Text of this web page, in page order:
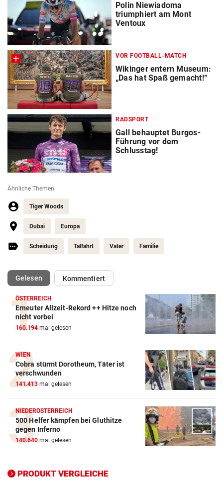
Polin Niewiadoma
triumphiert am Mont
Ventoux
VOR FOOTBALL-MATCH
Wikinger entern Museum:
„Das hat Spaß gemacht!“
RADSPORT
Gall behauptet Burgos-
Führung vor dem
Schlusstag!
Ähnliche Themen
Tiger Woods
Dubai Europa
Scheidung Talfahrt Vater Familie
Gelesen(ausgewählt)Kommentiert
ÖSTERREICH
Erneuter Allzeit-Rekord ++ Hitze noch
nicht vorbei
160.194 mal gelesen
WIEN
Cobra stürmt Dorotheum, Täter ist
verschwunden
141.413 mal gelesen
NIEDERÖSTERREICH
500 Helfer kämpfen bei Gluthitze
gegen Inferno
140.640 mal gelesen
PRODUKT VERGLEICHE
Action-Cam Vergleich
ZUM VERGLEICH
Crosstrainer Vergleich
ZUM VERGLEICH
E-Bike Vergleich
ZUM VERGLEICH
Elektro-Scooter Vergleich
ZUM VERGLEICH
ZUM VERGLEICH